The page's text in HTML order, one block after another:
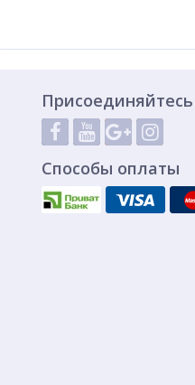
Присоединяйтесь
Способы оплаты